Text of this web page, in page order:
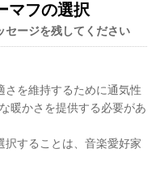
マフの選択
セージを残してください
を維持するために通気性
暖かさを提供する必要があ
することは、音楽愛好家